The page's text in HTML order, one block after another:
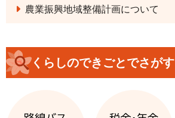
農業振興地域整備計画について
くらしのできごとでさがす